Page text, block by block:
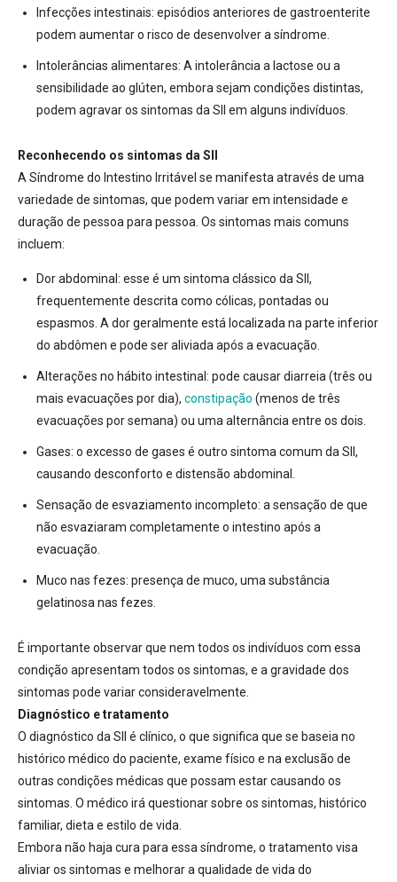
Infecções intestinais: episódios anteriores de gastroenterite
podem aumentar o risco de desenvolver a síndrome.
Intolerâncias alimentares: A intolerância a lactose ou a
sensibilidade ao glúten, embora sejam condições distintas,
podem agravar os sintomas da SII em alguns indivíduos.
Reconhecendo os sintomas da SII
A Síndrome do Intestino Irritável se manifesta através de uma
variedade de sintomas, que podem variar em intensidade e
duração de pessoa para pessoa. Os sintomas mais comuns
incluem:
Dor abdominal: esse é um sintoma clássico da SII,
frequentemente descrita como cólicas, pontadas ou
espasmos. A dor geralmente está localizada na parte inferior
do abdômen e pode ser aliviada após a evacuação.
Alterações no hábito intestinal: pode causar diarreia (três ou
mais evacuações por dia), constipação (menos de três
evacuações por semana) ou uma alternância entre os dois.
Gases: o excesso de gases é outro sintoma comum da SII,
causando desconforto e distensão abdominal.
Sensação de esvaziamento incompleto: a sensação de que
não esvaziaram completamente o intestino após a
evacuação.
Muco nas fezes: presença de muco, uma substância
gelatinosa nas fezes.
É importante observar que nem todos os indivíduos com essa
condição apresentam todos os sintomas, e a gravidade dos
sintomas pode variar consideravelmente.
Diagnóstico e tratamento
O diagnóstico da SII é clínico, o que significa que se baseia no
histórico médico do paciente, exame físico e na exclusão de
outras condições médicas que possam estar causando os
sintomas. O médico irá questionar sobre os sintomas, histórico
familiar, dieta e estilo de vida.
Embora não haja cura para essa síndrome, o tratamento visa
aliviar os sintomas e melhorar a qualidade de vida do